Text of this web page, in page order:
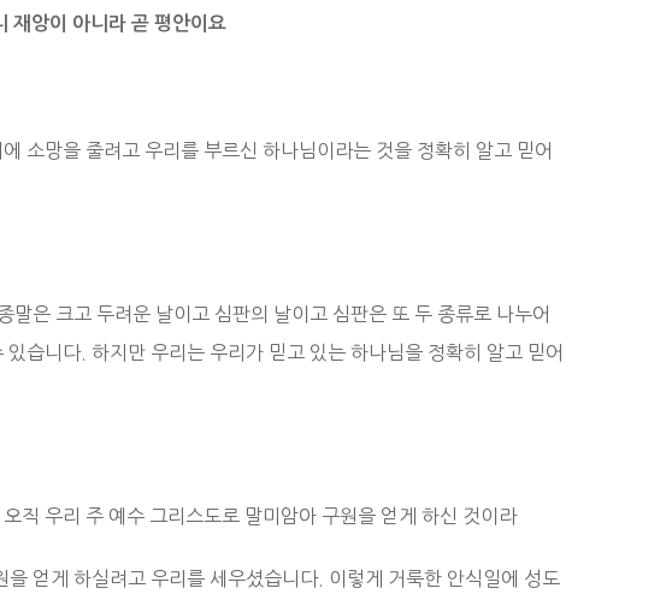
재앙이 아니라 곧 평안이요
소망을 줄려고 우리를 부르신 하나님이라는 것을 정확히 알고 믿어
은 크고 두려운 날이고 심판의 날이고 심판은 또 두 종류로 나누어
습니다. 하지만 우리는 우리가 믿고 있는 하나님을 정확히 알고 믿어
직 우리 주 예수 그리스도로 말미암아 구원을 얻게 하신 것이라
얻게 하실려고 우리를 세우셨습니다. 이렇게 거룩한 안식일에 성도